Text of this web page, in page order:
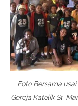
Foto Bersama
Gereja Katolik St.